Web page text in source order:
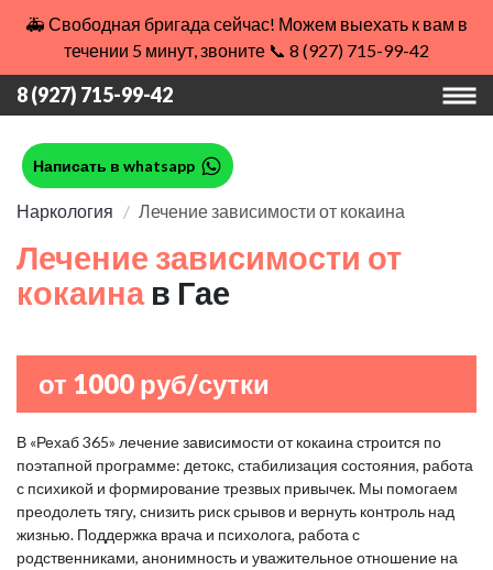
🚑 Свободная бригада сейчас! Можем выехать к вам в
течении 5 минут, звоните 📞 8 (927) 715-99-42
8 (927) 715-99-42
Написать в whatsapp
Наркология Лечение зависимости от кокаина
Лечение зависимости от
кокаина в Гае
от 1000 руб/сутки
В «Рехаб 365» лечение зависимости от кокаина строится по
поэтапной программе: детокс, стабилизация состояния, работа
с психикой и формирование трезвых привычек. Мы помогаем
преодолеть тягу, снизить риск срывов и вернуть контроль над
жизнью. Поддержка врача и психолога, работа с
родственниками, анонимность и уважительное отношение на